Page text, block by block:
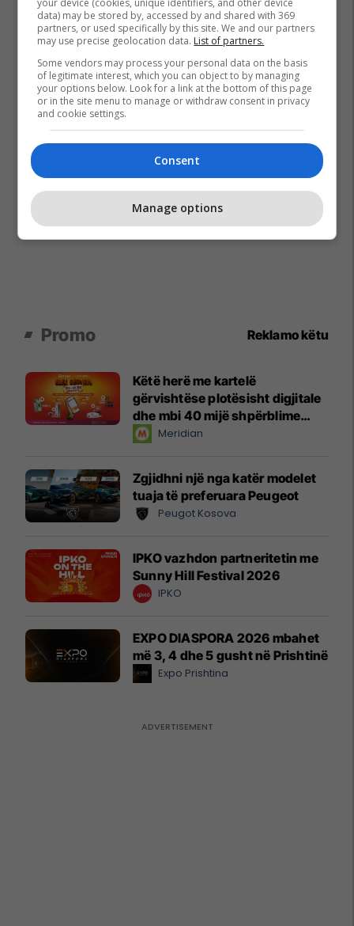
Promo Reklamo këtu
Këtë herë me kartelë
gërvishtëse plotësisht digjitale
dhe mbi 40 mijë shpërblime
instant!Meridian
Zgjidhni një nga katër modelet
tuaja të preferuara Peugeot
Peugot Kosova
IPKO vazhdon partneritetin me
Sunny Hill Festival 2026
IPKO
EXPO DIASPORA 2026 mbahet
më 3, 4 dhe 5 gusht në Prishtinë
Expo Prishtina
data) may be stored by, accessed by and shared with 369
partners, or used specifically by this site. We and our partners
may use precise geolocation data. List of partners.
Some vendors may process your personal data on the basis
of legitimate interest, which you can object to by managing
your options below. Look for a link at the bottom of this page
or in the site menu to manage or withdraw consent in privacy
and cookie settings.
Consent
Manage options